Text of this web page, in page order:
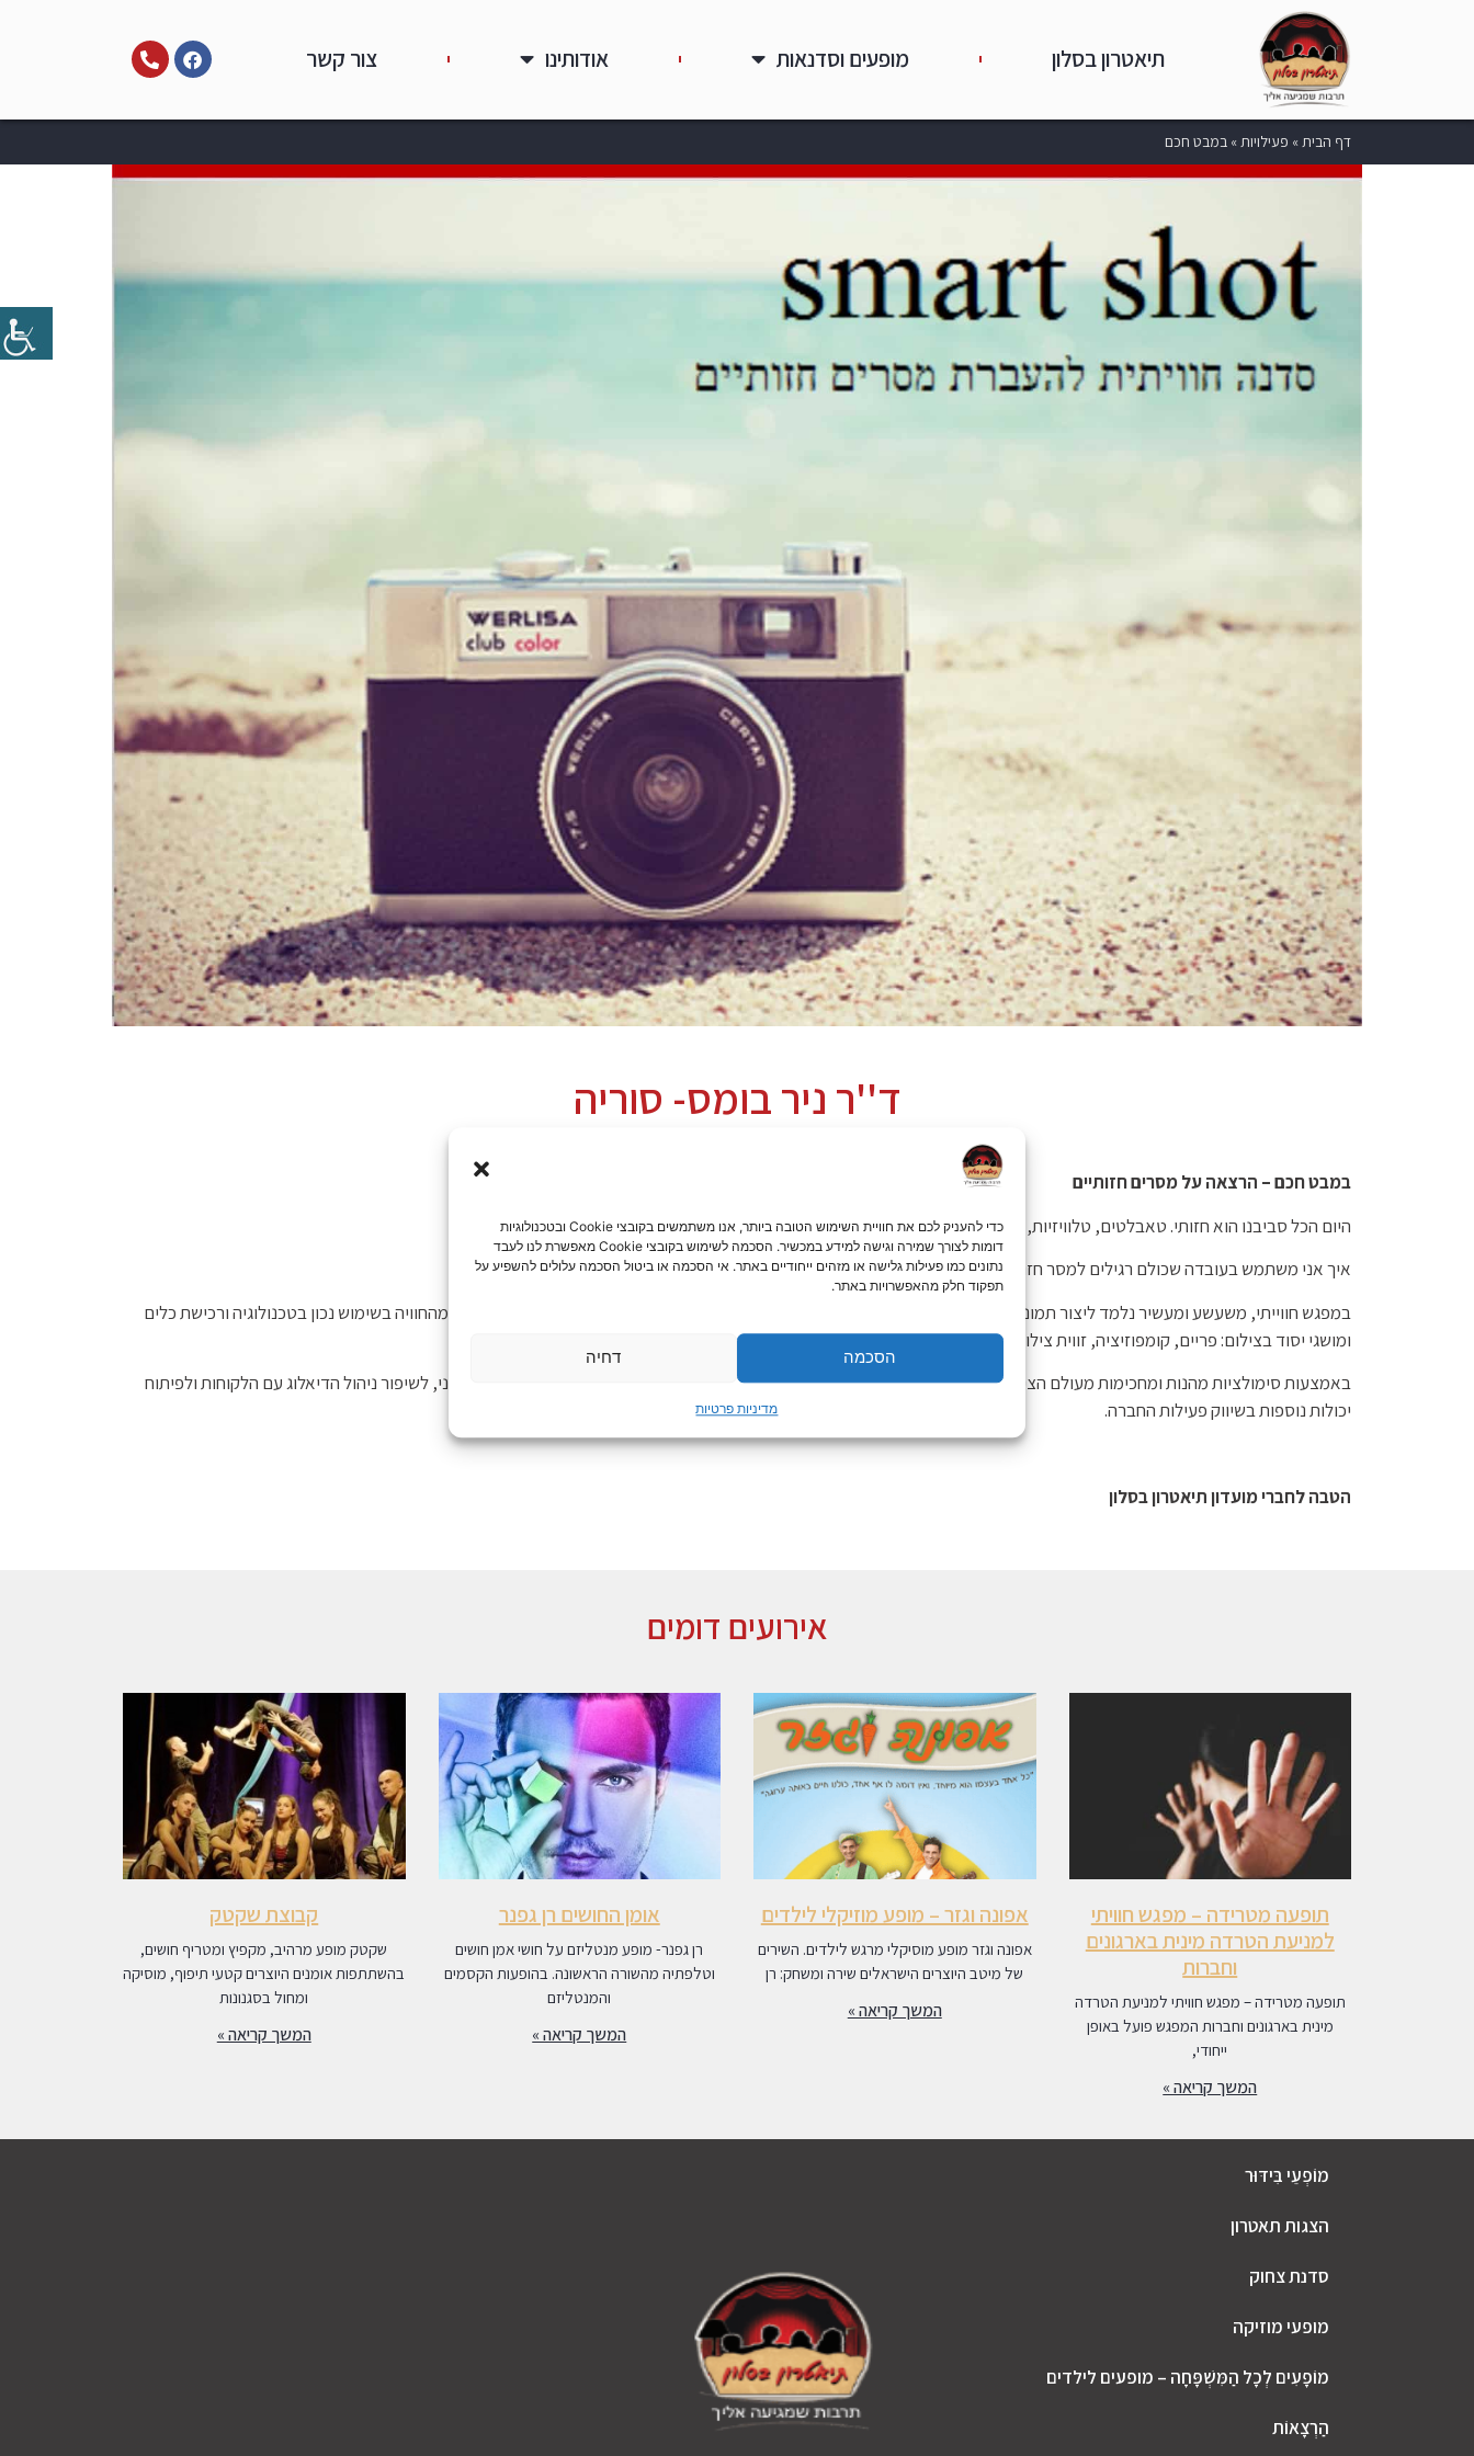
כדי להעניק לכם את חוויית השימוש הטובה ביותר, אנו משתמשים בקובצי Cookie ובטכנולוגיות
דומות לצורך שמירה וגישה למידע במכשיר. הסכמה לשימוש בקובצי Cookie מאפשרת לנו לעבד
נתונים כמו פעילות גלישה או מזהים ייחודיים באתר. אי הסכמה או ביטול הסכמה עלולים להשפיע על
תפקוד חלק מהאפשרויות באתר.
הסכמה דחיה
מדיניות פרטיות
תיאטרון בסלון מופעים וסדנאות אודותינו צור קשר
דף הבית» פעילויות» במבט חכם
ד''ר ניר בומס- סוריה
במבט חכם – הרצאה על מסרים חזותיים
היום הכל סביבנו הוא חזותי. טאבלטים, טלוויזיות, מחשבים סמאטרפונים, פרסום דיגיטלי…
איך אני משתמש בעובדה שכולם רגילים למסר חזותי, על מנת להעביר את המסרים שלי ?
במפגש חווייתי, משעשע ומעשיר נלמד ליצור תמונה ששווה אלף מילים, מה היא חשיבה חזותית ואיך עובדים במשרדי הפרסום, תוך שנהנה מהחוויה בשימוש נכון בטכנולוגיה ורכישת כלים
ומושגי יסוד בצילום: פריים, קומפוזיציה, זווית צילום, תאורה, נקודת מבט, בניית סטוריבורד,מיתוג ויזואלי ועוד.
באמצעות סימולציות מהנות ומחכימות מעולם הצילום והוויזואליה, נשדרג את יכולות העברת המסרים של העובדים, נרכוש כלי חוויתי מודרני, לשיפור ניהול הדיאלוג עם הלקוחות ולפיתוח
יכולות נוספות בשיווק פעילות החברה.
הטבה לחברי מועדון תיאטרון בסלון
אירועים דומים
תופעה מטרידה – מפגש חוויתי
למניעת הטרדה מינית בארגונים
וחברות
תופעה מטרידה – מפגש חוויתי למניעת הטרדה
מינית בארגונים וחברות המפגש פועל באופן
ייחודי,
המשך קריאה »
אפונה וגזר – מופע מוזיקלי לילדים
אפונה וגזר מופע מוסיקלי מרגש לילדים. השירים
של מיטב היוצרים הישראלים שירה ומשחק: רן
המשך קריאה »
אומן החושים רן גפנר
רן גפנר- מופע מנטליזם על חושי אמן חושים
וטלפתיה מהשורה הראשונה. בהופעות הקסמים
והמנטליזם
המשך קריאה »
קבוצת שקטק
שקטק מופע מרהיב, מקפיץ ומטריף חושים,
בהשתתפות אומנים היוצרים קטעי תיפוף, מוסיקה
ומחול בסגנונות
המשך קריאה »
מוֹפְעֵי בִּידּוּר
הצגות תאטרון
סדנת צחוק
מופעי מוזיקה
מוֹפָעִים לְכָל הַמִּשְׁפָּחָה – מופעים לילדים
הַרְצָאוֹת